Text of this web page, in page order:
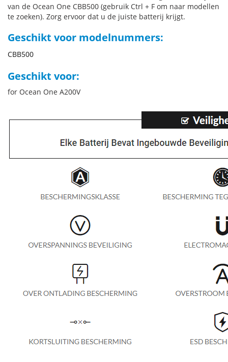
van de Ocean One CBB500 (gebruik Ctrl + F om naar modellen
te zoeken). Zorg ervoor dat u de juiste batterij krijgt.
Geschikt voor modelnummers:
CBB500
Geschikt voor:
for Ocean One A200V